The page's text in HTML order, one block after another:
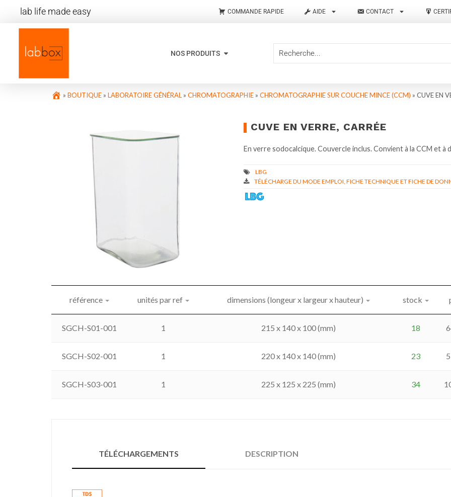
lab life made easy COMMANDE RAPIDE AIDE CONTACT
NOS PRODUITS
» BOUTIQUE » LABORATOIRE GÉNÉRAL » CHROMATOGRAPHIE » CHROMATOGRAPHIE SUR COUCHE MINCE (CCM) » CUVE EN
CUVE EN VERRE, CARRÉE
En verre sodocalcique. Couvercle inclus. Convient à la CCM et à
TÉLÉCHARGE DU MODE EMPLOI, FICHE TECHNIQUE ET FICHE DE
référence unités par ref dimensions (longeur x largeur x hauteur) stock
SGCH-S01-001 1 215 x 140 x 100 (mm) 18
SGCH-S02-001 1 220 x 140 x 140 (mm) 23
SGCH-S03-001 1 225 x 125 x 225 (mm) 34
TÉLÉCHARGEMENTS DESCRIPTION